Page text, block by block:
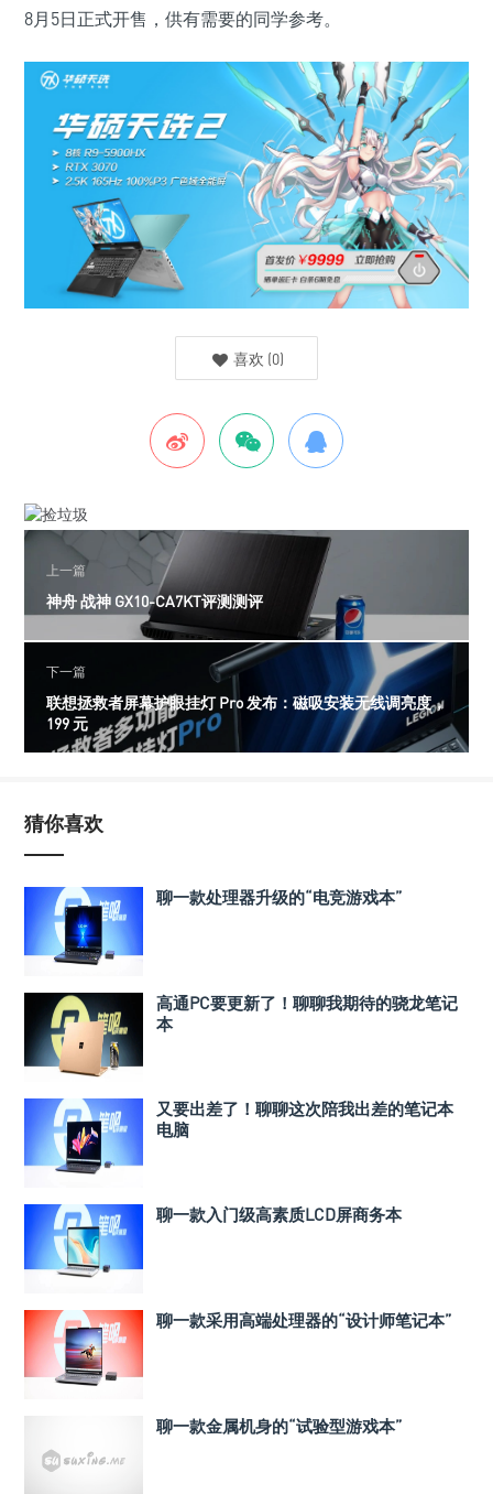
8月5日正式开售，供有需要的同学参考。
喜欢 (0)
上一篇
神舟 战神 GX10-CA7KT评测测评
下一篇
联想拯救者屏幕护眼挂灯 Pro 发布：磁吸安装无线调亮度，
199 元
猜你喜欢
聊一款处理器升级的“电竞游戏本”
高通PC要更新了！聊聊我期待的骁龙笔记
本
又要出差了！聊聊这次陪我出差的笔记本
电脑
聊一款入门级高素质LCD屏商务本
聊一款采用高端处理器的“设计师笔记本”
聊一款金属机身的“试验型游戏本”